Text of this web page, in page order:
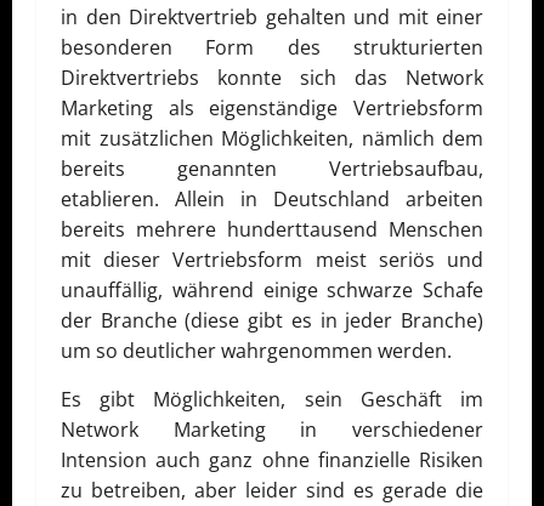
in den Direktvertrieb gehalten und mit einer
besonderen Form des strukturierten
Direktvertriebs konnte sich das Network
Marketing als eigenständige Vertriebsform
mit zusätzlichen Möglichkeiten, nämlich dem
bereits genannten Vertriebsaufbau,
etablieren. Allein in Deutschland arbeiten
bereits mehrere hunderttausend Menschen
mit dieser Vertriebsform meist seriös und
unauffällig, während einige schwarze Schafe
der Branche (diese gibt es in jeder Branche)
um so deutlicher wahrgenommen werden.
Es gibt Möglichkeiten, sein Geschäft im
Network Marketing in verschiedener
Intension auch ganz ohne finanzielle Risiken
zu betreiben, aber leider sind es gerade die